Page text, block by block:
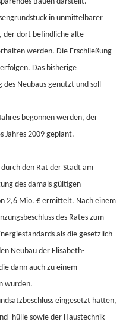
in unmittelbarer
der dort befindliche alte
werden. Die Erschließung
Das bisherige
des Neubaus genutzt und soll
begonnen werden, der
Jahres 2009 geplant.
den Rat der Stadt am
des damals gültigen
2,6 Mio. € ermittelt. Nach einem
des Rates zum
als die gesetzlich
Neubau der Elisabeth-
dann auch zu einem
wurden.
eingesetzt hatten,
-hülle sowie der Haustechnik